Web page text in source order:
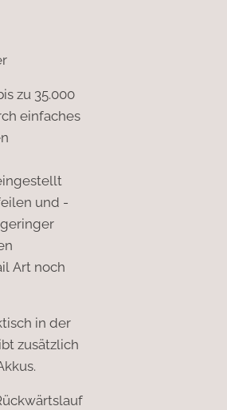
zu 35.000
einfaches
und -
Art noch
in der
zusätzlich